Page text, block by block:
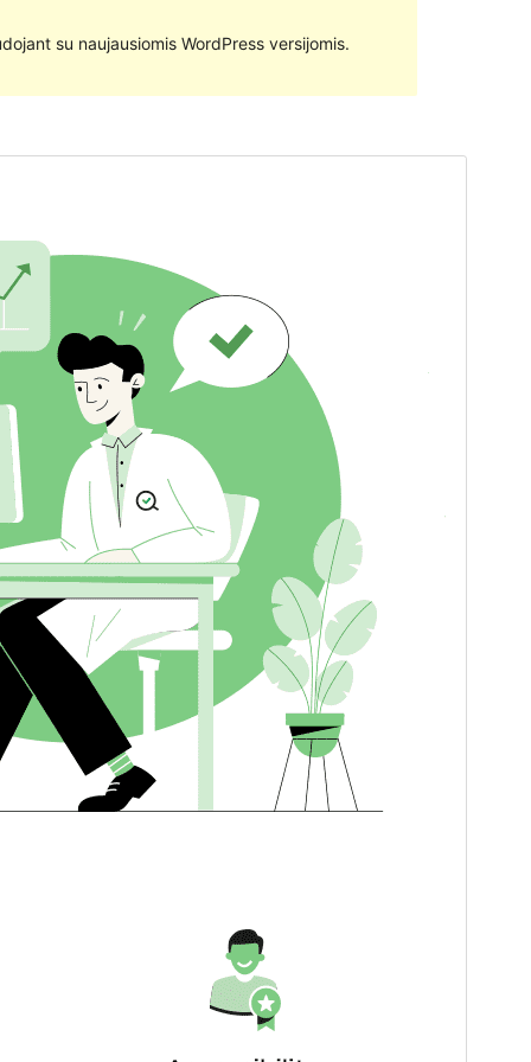
su naujausiomis WordPress versijomis.
Atnaujinta
Aktyvių instaliacijų
WordPress versija
PHP versija
Temos pradinis puslapis